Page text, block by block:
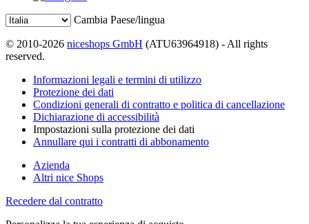
Cambia Paese/lingua
© 2010-2026 niceshops GmbH (ATU63964918) - All rights
reserved.
Informazioni legali e termini di utilizzo
Protezione dei dati
Condizioni generali di contratto e politica di cancellazione
Dichiarazione di accessibilità
Impostazioni sulla protezione dei dati
Annullare qui i contratti di abbonamento
Azienda
Altri nice Shops
Recedere dal contratto